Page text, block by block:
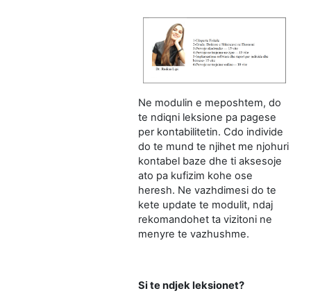
Ne modulin e meposhtem, do
te ndiqni leksione pa pagese
per kontabilitetin. Cdo individe
do te mund te njihet me njohuri
kontabel baze dhe ti aksesoje
ato pa kufizim kohe ose
heresh. Ne vazhdimesi do te
kete update te modulit, ndaj
rekomandohet ta vizitoni ne
menyre te vazhushme.
Si te ndjek leksionet?